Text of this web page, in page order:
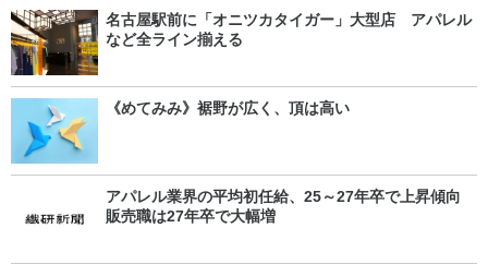
名古屋駅前に「オニツカタイガー」大型店 アパレル
など全ライン揃える
《めてみみ》裾野が広く、頂は高い
アパレル業界の平均初任給、25～27年卒で上昇傾向
販売職は27年卒で大幅増